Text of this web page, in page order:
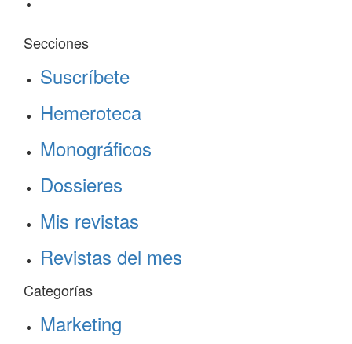
Secciones
Suscríbete
Hemeroteca
Monográficos
Dossieres
Mis revistas
Revistas del mes
Categorías
Marketing